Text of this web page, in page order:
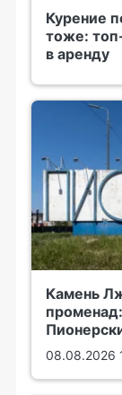
Курение
тоже:
в аренду
Камень
08.08.2026